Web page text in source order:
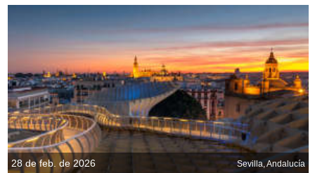
28 de feb. de 2026 Sevilla, Andalucía